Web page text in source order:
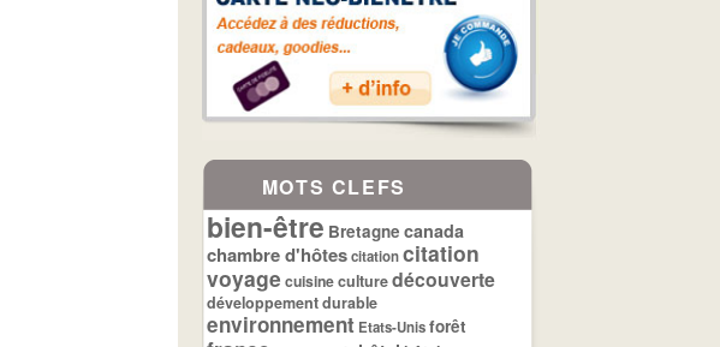
MOTS CLEFS
bien-être Bretagne canada
chambre d'hôtescitationcitation
voyage cuisineculturedécouverte
développement durable
environnement Etats-Unisforêt